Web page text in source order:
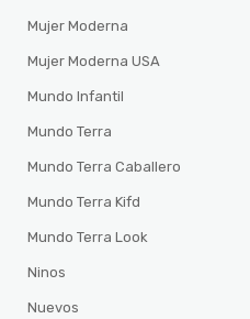
Mujer Moderna
Mujer Moderna USA
Mundo Infantil
Mundo Terra
Mundo Terra Caballero
Mundo Terra Kifd
Mundo Terra Look
Ninos
Nuevos